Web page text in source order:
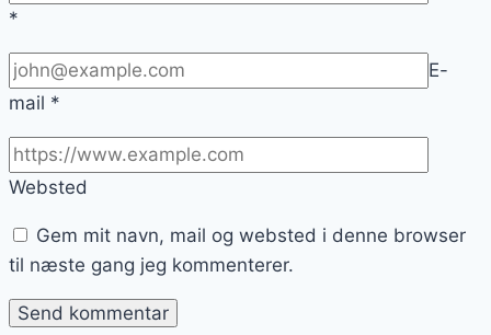
*
E-
mail *
Websted
Gem mit navn, mail og websted i denne browser
til næste gang jeg kommenterer.